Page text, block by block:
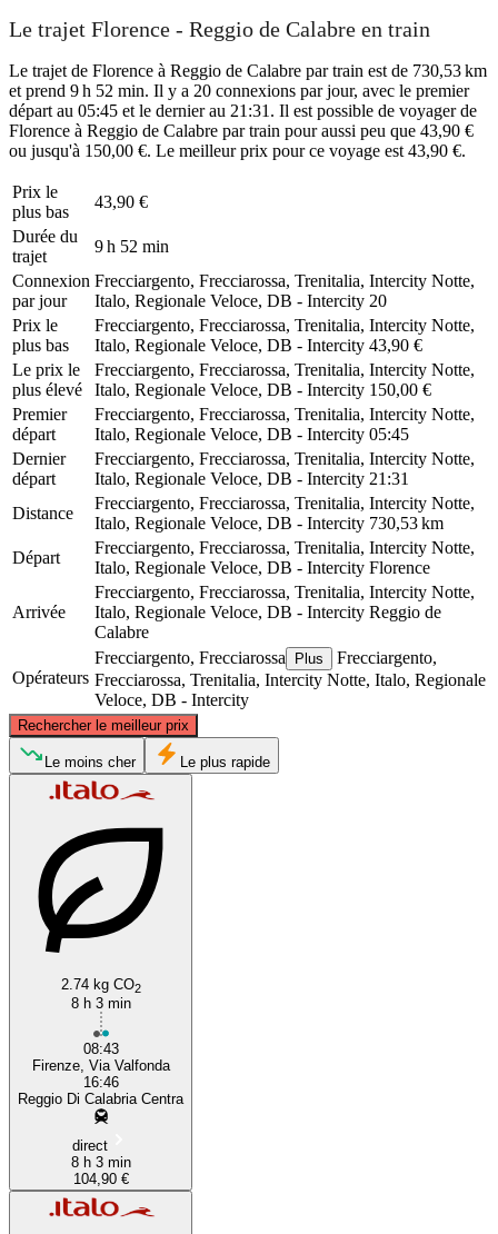
Le trajet Florence - Reggio de Calabre en train
Le trajet de Florence à Reggio de Calabre par train est de 730,53 km
et prend 9 h 52 min. Il y a 20 connexions par jour, avec le premier
départ au 05:45 et le dernier au 21:31. Il est possible de voyager de
Florence à Reggio de Calabre par train pour aussi peu que 43,90 €
ou jusqu'à 150,00 €. Le meilleur prix pour ce voyage est 43,90 €.
Prix ​​le
plus bas
43,90 €
Durée du
trajet
9 h 52 min
Connexion
par jour
Frecciargento, Frecciarossa, Trenitalia, Intercity Notte,
Italo, Regionale Veloce, DB - Intercity 20
Prix ​​le
plus bas
Frecciargento, Frecciarossa, Trenitalia, Intercity Notte,
Italo, Regionale Veloce, DB - Intercity 43,90 €
Le prix le
plus élevé
Frecciargento, Frecciarossa, Trenitalia, Intercity Notte,
Italo, Regionale Veloce, DB - Intercity 150,00 €
Premier
départ
Frecciargento, Frecciarossa, Trenitalia, Intercity Notte,
Italo, Regionale Veloce, DB - Intercity 05:45
Dernier
départ
Frecciargento, Frecciarossa, Trenitalia, Intercity Notte,
Italo, Regionale Veloce, DB - Intercity 21:31
Distance
Frecciargento, Frecciarossa, Trenitalia, Intercity Notte,
Italo, Regionale Veloce, DB - Intercity 730,53 km
Départ
Frecciargento, Frecciarossa, Trenitalia, Intercity Notte,
Italo, Regionale Veloce, DB - Intercity Florence
Arrivée
Frecciargento, Frecciarossa, Trenitalia, Intercity Notte,
Italo, Regionale Veloce, DB - Intercity Reggio de
Calabre
Opérateurs
Frecciargento, Frecciarossa Plus
Frecciargento,
Frecciarossa, Trenitalia, Intercity Notte, Italo, Regionale
Veloce, DB - Intercity
Rechercher le meilleur prix
Florence
Le moins cher Le plus rapide
2.74 kg CO2
8 h 3 min
08:43
Firenze, Via Valfonda
16:46
Reggio Di Calabria Centra
direct
8 h 3 min
104,90 €